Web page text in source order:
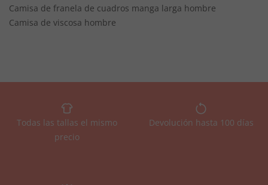
Camisa de franela de cuadros manga larga hombre
Camisa de viscosa hombre
Todas las tallas el mismo
precio
Devolución hasta 100 días